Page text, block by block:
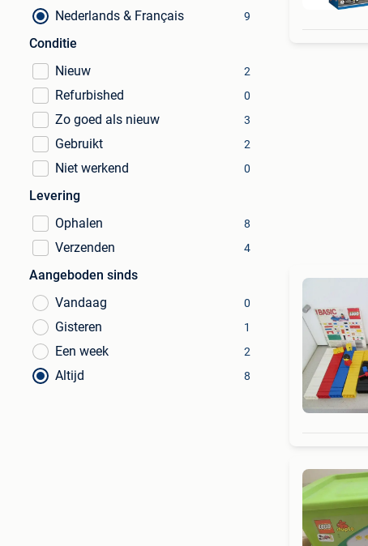
Nederlands & Français 9
Conditie
Nieuw
2
Refurbished 0
Zo goed als nieuw 3
Gebruikt 2
Niet werkend 0
Levering
Ophalen
8
Verzenden 4
Aangeboden sinds
Vandaag
0
Gisteren 1
Een week 2
Altijd 8